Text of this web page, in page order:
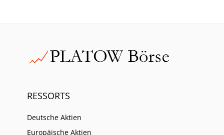
RESSORTS
Deutsche Aktien
Europäische Aktien